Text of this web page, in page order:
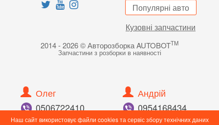
Популярні авто
Кузовні запчастини
2014 - 2026 © Авторозборка AUTOBOTTM
Запчастини з розборки в наявності
Олег
0506722410
0988978255
Андрій
0954168434
0969894390
Наш сайт використовує файли cookies та сервіс збору технічних даних